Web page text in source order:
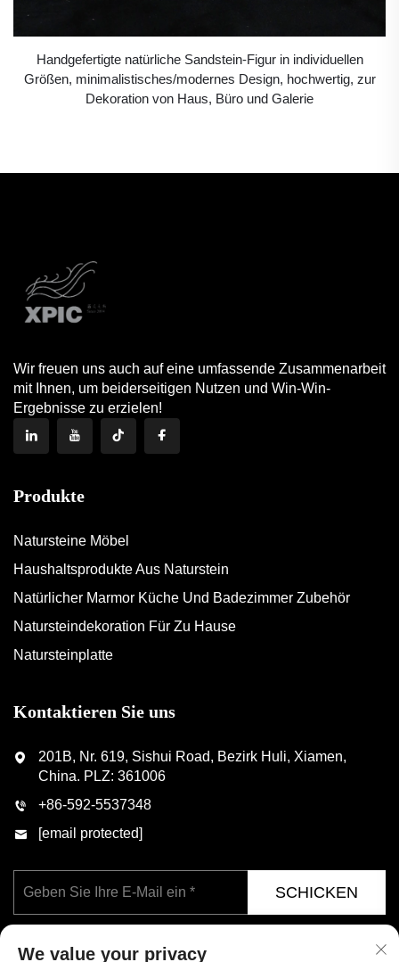
Handgefertigte natürliche Sandstein-Figur in individuellen
Größen, minimalistisches/modernes Design, hochwertig, zur
Dekoration von Haus, Büro und Galerie
Wir freuen uns auch auf eine umfassende Zusammenarbeit
mit Ihnen, um beiderseitigen Nutzen und Win-Win-
Ergebnisse zu erzielen!
Produkte
Natursteine Möbel
Haushaltsprodukte Aus Naturstein
Natürlicher Marmor Küche Und Badezimmer Zubehör
Natursteindekoration Für Zu Hause
Natursteinplatte
Kontaktieren Sie uns
201B, Nr. 619, Sishui Road, Bezirk Huli, Xiamen,
China. PLZ: 361006
+86-592-5537348
[email protected]
SCHICKEN
We value your privacy